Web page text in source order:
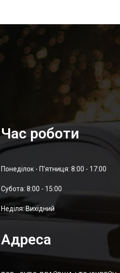
Час роботи
Понеділок - П'ятниця: 8:00 - 17:00
Суботa: 8:00 - 15:00
Неділя: Вихідний
Адреса